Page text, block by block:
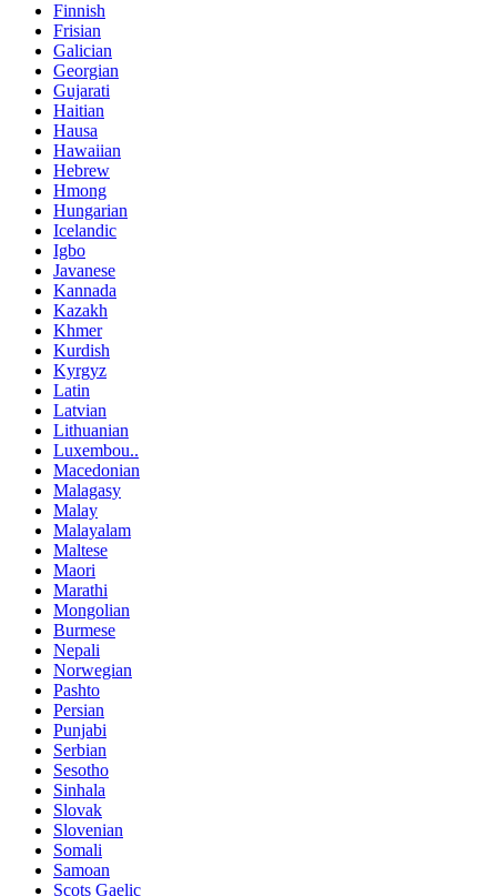
Finnish
Frisian
Galician
Georgian
Gujarati
Haitian
Hausa
Hawaiian
Hebrew
Hmong
Hungarian
Icelandic
Igbo
Javanese
Kannada
Kazakh
Khmer
Kurdish
Kyrgyz
Latin
Latvian
Lithuanian
Luxembou..
Macedonian
Malagasy
Malay
Malayalam
Maltese
Maori
Marathi
Mongolian
Burmese
Nepali
Norwegian
Pashto
Persian
Punjabi
Serbian
Sesotho
Sinhala
Slovak
Slovenian
Somali
Samoan
Scots Gaelic